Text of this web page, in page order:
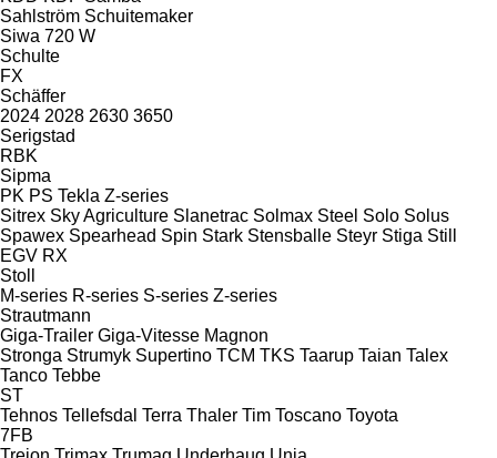
Sahlström Schuitemaker
Siwa 720 W
Schulte
FX
Schäffer
2024 2028 2630 3650
Serigstad
RBK
Sipma
PK PS Tekla Z-series
Sitrex Sky Agriculture Slanetrac Solmax Steel Solo Solus
Spawex Spearhead Spin Stark Stensballe Steyr Stiga Still
EGV RX
Stoll
M-series R-series S-series Z-series
Strautmann
Giga-Trailer Giga-Vitesse Magnon
Stronga Strumyk Supertino TCM TKS Taarup Taian Talex
Tanco Tebbe
ST
Tehnos Tellefsdal Terra Thaler Tim Toscano Toyota
7FB